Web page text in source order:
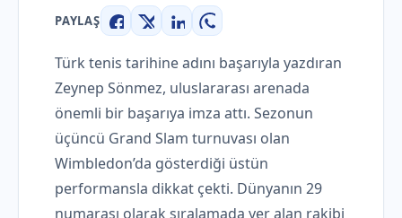
PAYLAŞ
Facebook
X LinkedInWhatsApp
Türk tenis tarihine adını başarıyla yazdıran
Zeynep Sönmez, uluslararası arenada
önemli bir başarıya imza attı. Sezonun
üçüncü Grand Slam turnuvası olan
Wimbledon’da gösterdiği üstün
performansla dikkat çekti. Dünyanın 29
numarası olarak sıralamada yer alan rakibi